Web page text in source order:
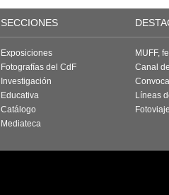
SECCIONES
Exposiciones
Fotografías del CdF
Investigación
Educativa
Catálogo
Mediateca
MUFF,
Canal
Líneas